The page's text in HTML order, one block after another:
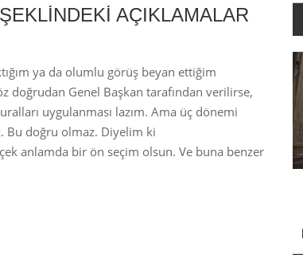
AÇIKLAMALAR
ya da olumlu görüş beyan ettiğim
doğrudan Genel Başkan tarafından verilirse,
uygulanması lazım. Ama üç dönemi
Bu doğru olmaz. Diyelim ki
anlamda bir ön seçim olsun. Ve buna benzer